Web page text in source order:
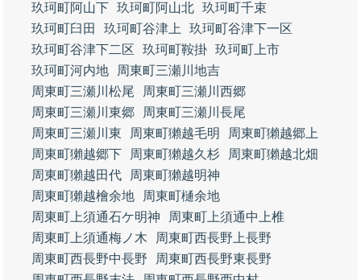
玖珂町阿山下 玖珂町阿山北 玖珂町千束
玖珂町臼田
玖珂町谷津上
玖珂町谷津下一区
玖珂町谷津下二区
玖珂町鞍掛 玖珂町上市
玖珂町河内地
周東町三瀬川地吉
周東町三瀬川松尾
周東町三瀬川西郷
周東町三瀬川東郷
周東町三瀬川長尾
周東町三瀬川東
周東町獺越毛明
周東町獺越郷上
周東町獺越郷下
周東町獺越久杉
周東町獺越北畑
周東町獺越田代
周東町獺越明神
周東町獺越檜余地
周東町樋余地
周東町上須通石ケ明神
周東町上須通中上椎
周東町上須通梅ノ木
周東町西長野上長野
周東町西長野中長野
周東町西長野東長野